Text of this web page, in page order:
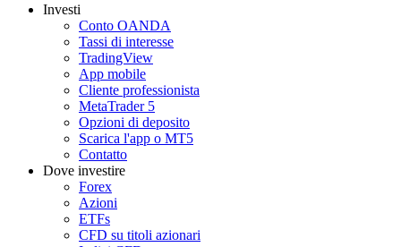
Investi
Conto OANDA
Tassi di interesse
TradingView
App mobile
Cliente professionista
MetaTrader 5
Opzioni di deposito
Scarica l'app o MT5
Contatto
Dove investire
Forex
Azioni
ETFs
CFD su titoli azionari